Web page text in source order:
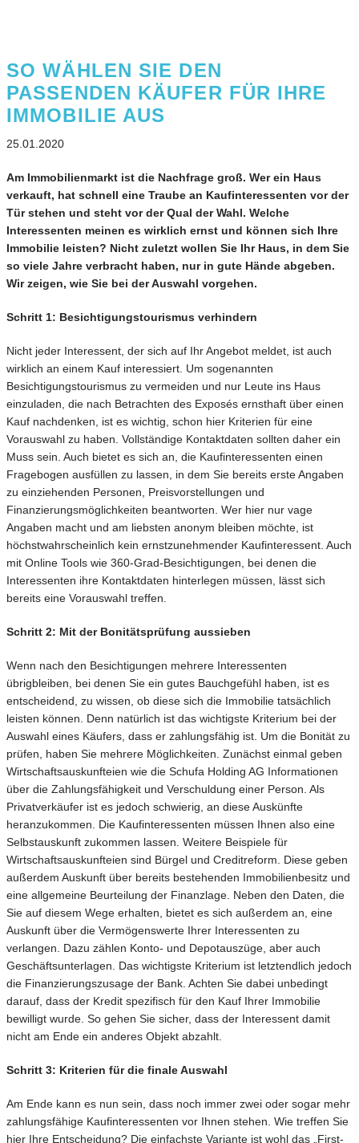
SO WÄHLEN SIE DEN
PASSENDEN KÄUFER FÜR IHRE
IMMOBILIE AUS
25.01.2020
Am Immobilienmarkt ist die Nachfrage groß. Wer ein Haus
verkauft, hat schnell eine Traube an Kaufinteressenten vor der
Tür stehen und steht vor der Qual der Wahl. Welche
Interessenten meinen es wirklich ernst und können sich Ihre
Immobilie leisten? Nicht zuletzt wollen Sie Ihr Haus, in dem Sie
so viele Jahre verbracht haben, nur in gute Hände abgeben.
Wir zeigen, wie Sie bei der Auswahl vorgehen.
Schritt 1: Besichtigungstourismus verhindern
Nicht jeder Interessent, der sich auf Ihr Angebot meldet, ist auch
wirklich an einem Kauf interessiert. Um sogenannten
Besichtigungstourismus zu vermeiden und nur Leute ins Haus
einzuladen, die nach Betrachten des Exposés ernsthaft über einen
Kauf nachdenken, ist es wichtig, schon hier Kriterien für eine
Vorauswahl zu haben. Vollständige Kontaktdaten sollten daher ein
Muss sein. Auch bietet es sich an, die Kaufinteressenten einen
Fragebogen ausfüllen zu lassen, in dem Sie bereits erste Angaben
zu einziehenden Personen, Preisvorstellungen und
Finanzierungsmöglichkeiten beantworten. Wer hier nur vage
Angaben macht und am liebsten anonym bleiben möchte, ist
höchstwahrscheinlich kein ernstzunehmender Kaufinteressent. Auch
mit Online Tools wie 360-Grad-Besichtigungen, bei denen die
Interessenten ihre Kontaktdaten hinterlegen müssen, lässt sich
bereits eine Vorauswahl treffen.
Schritt 2: Mit der Bonitätsprüfung aussieben
Wenn nach den Besichtigungen mehrere Interessenten
übrigbleiben, bei denen Sie ein gutes Bauchgefühl haben, ist es
entscheidend, zu wissen, ob diese sich die Immobilie tatsächlich
leisten können. Denn natürlich ist das wichtigste Kriterium bei der
Auswahl eines Käufers, dass er zahlungsfähig ist. Um die Bonität zu
prüfen, haben Sie mehrere Möglichkeiten. Zunächst einmal geben
Wirtschaftsauskunfteien wie die Schufa Holding AG Informationen
über die Zahlungsfähigkeit und Verschuldung einer Person. Als
Privatverkäufer ist es jedoch schwierig, an diese Auskünfte
heranzukommen. Die Kaufinteressenten müssen Ihnen also eine
Selbstauskunft zukommen lassen. Weitere Beispiele für
Wirtschaftsauskunfteien sind Bürgel und Creditreform. Diese geben
außerdem Auskunft über bereits bestehenden Immobilienbesitz und
eine allgemeine Beurteilung der Finanzlage. Neben den Daten, die
Sie auf diesem Wege erhalten, bietet es sich außerdem an, eine
Auskunft über die Vermögenswerte Ihrer Interessenten zu
verlangen. Dazu zählen Konto- und Depotauszüge, aber auch
Geschäftsunterlagen. Das wichtigste Kriterium ist letztendlich jedoch
die Finanzierungszusage der Bank. Achten Sie dabei unbedingt
darauf, dass der Kredit spezifisch für den Kauf Ihrer Immobilie
bewilligt wurde. So gehen Sie sicher, dass der Interessent damit
nicht am Ende ein anderes Objekt abzahlt.
Schritt 3: Kriterien für die finale Auswahl
Am Ende kann es nun sein, dass noch immer zwei oder sogar mehr
zahlungsfähige Kaufinteressenten vor Ihnen stehen. Wie treffen Sie
hier Ihre Entscheidung? Die einfachste Variante ist wohl das „First-